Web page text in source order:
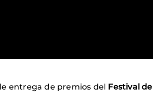
entrega de premios del Festival de